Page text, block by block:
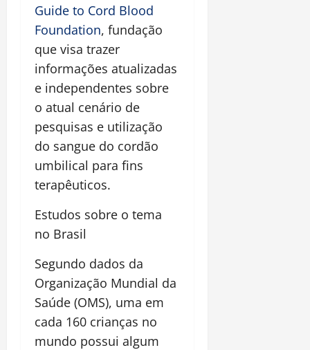
Guide to Cord Blood
Foundation, fundação
que visa trazer
informações atualizadas
e independentes sobre
o atual cenário de
pesquisas e utilização
do sangue do cordão
umbilical para fins
terapêuticos.
Estudos sobre o tema
no Brasil
Segundo dados da
Organização Mundial da
Saúde (OMS), uma em
cada 160 crianças no
mundo possui algum